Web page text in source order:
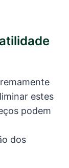
estes
podem
dos